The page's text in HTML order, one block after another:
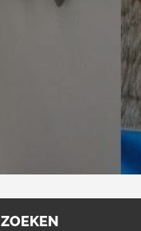
ZOEKEN